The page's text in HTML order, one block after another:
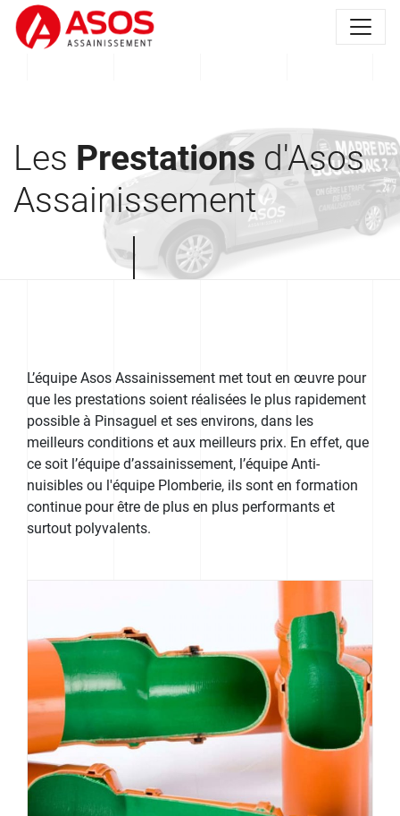
Les Prestations d'Asos
Assainissement
L’équipe Asos Assainissement met tout en œuvre pour
que les prestations soient réalisées le plus rapidement
possible à Pinsaguel et ses environs, dans les
meilleurs conditions et aux meilleurs prix. En effet, que
ce soit l’équipe d’assainissement, l’équipe Anti-
nuisibles ou l'équipe Plomberie, ils sont en formation
continue pour être de plus en plus performants et
surtout polyvalents.